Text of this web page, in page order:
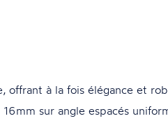
à la fois élégance et
sur angle espacés